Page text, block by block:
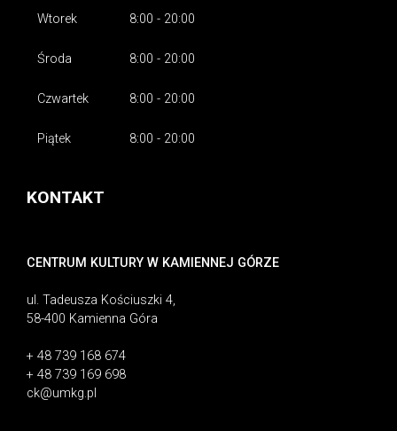
Wtorek 8:00 - 20:00
Środa 8:00 - 20:00
Czwartek 8:00 - 20:00
Piątek 8:00 - 20:00
KONTAKT
CENTRUM KULTURY W KAMIENNEJ GÓRZE
ul. Tadeusza Kościuszki 4,
58-400 Kamienna Góra
+ 48 739 168 674
+ 48 739 169 698
ck@umkg.pl